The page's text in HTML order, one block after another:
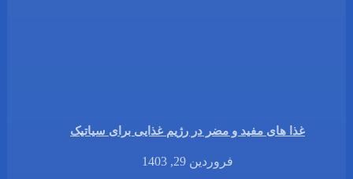
غذا های مفید و مضر در رژیم غذایی برای سیاتیک
فروردین 29, 1403